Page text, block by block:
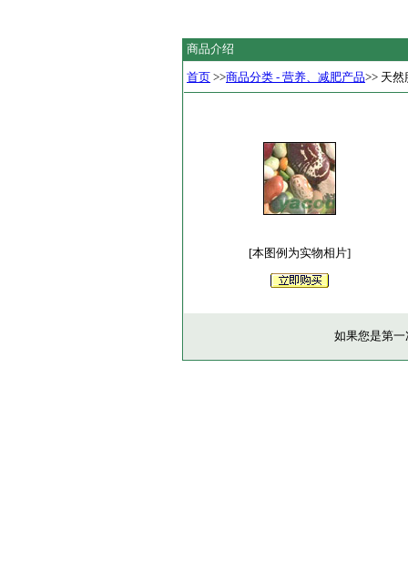
商品介绍
首页 >>商品分类 - 营养、减肥产品>> 天
[本图例为实物相片]
如果您是第